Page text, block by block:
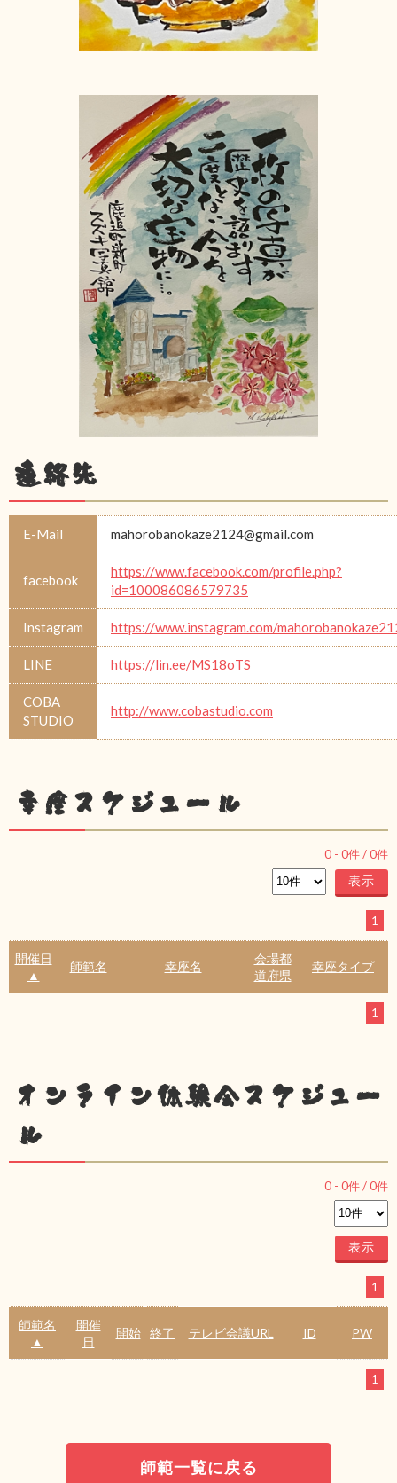
連絡先
E-Mail mahorobanokaze2124@gmail.com
facebook
https://www.facebook.com/profile.php?
id=100086086579735
Instagram https://www.instagram.com/
LINE https://lin.ee/MS18oTS
COBA
STUDIO
http://www.cobastudio.com
幸座スケジュール
0 - 0件 /0件
1
開催日
▲
師範名 幸座名
会場都
道府県
幸座タイプ
1
オンライン体験会スケジュー
ル
0 - 0件 /0件
1
師範名
▲
開催
日
開始 終了 テレビ会議URL ID PW
1
師範一覧に戻る